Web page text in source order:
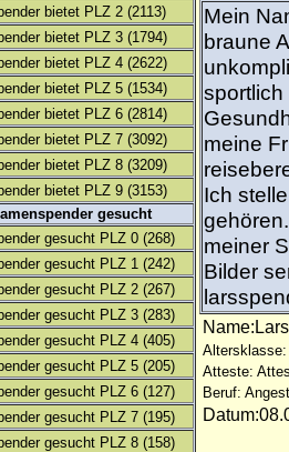
bietet PLZ 2 (2113)
bietet PLZ 3 (1794)
bietet PLZ 4 (2622)
bietet PLZ 5 (1534)
bietet PLZ 6 (2814)
bietet PLZ 7 (3092)
bietet PLZ 8 (3209)
bietet PLZ 9 (3153)
gesucht
gesucht PLZ 0 (268)
gesucht PLZ 1 (242)
gesucht PLZ 2 (267)
gesucht PLZ 3 (283)
gesucht PLZ 4 (405)
gesucht PLZ 5 (205)
gesucht PLZ 6 (127)
gesucht PLZ 7 (195)
gesucht PLZ 8 (158)
Mein
braune
meine
Ich
meiner
Bilder
Altersklasse:
Atteste:
Beruf: